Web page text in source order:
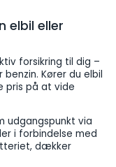
elbil eller
forsikring til dig –
Kører du elbil
pris på at vide
udgangspunkt via
i forbindelse med
dækker